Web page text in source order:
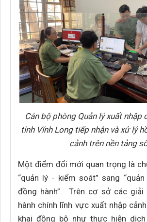
Cán bộ phòng Quản lý xuất nhập
tỉnh Vĩnh Long tiếp nhận và xử lý
cảnh trên nền tảng
Một điểm đổi mới quan trọng là
“quản lý - kiểm soát” sang
đồng hành”. Trên cơ sở các giải
hành chính lĩnh vực xuất nhập
khai đồng bộ như thực hiện